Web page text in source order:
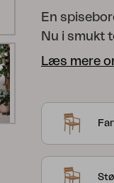
Lomma
En
Nu i smukt
træ.
Læs mere